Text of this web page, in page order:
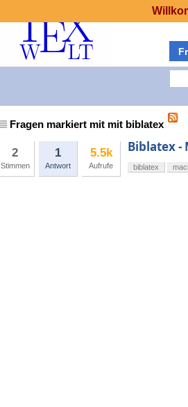
Fragen markiert mit mit biblatex
2
Stimmen
1
Antwort
5.5k
Aufrufe
Biblatex -
biblatex